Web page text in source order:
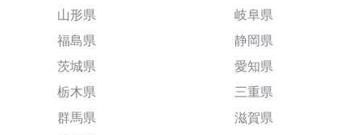
山形県
福島県
茨城県
栃木県
群馬県
岐阜県
静岡県
愛知県
三重県
滋賀県